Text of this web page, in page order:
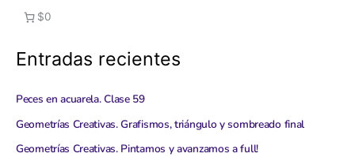
$0
Entradas recientes
Peces en acuarela. Clase 59
Geometrías Creativas. Grafismos, triángulo y sombreado final
Geometrías Creativas. Pintamos y avanzamos a full!